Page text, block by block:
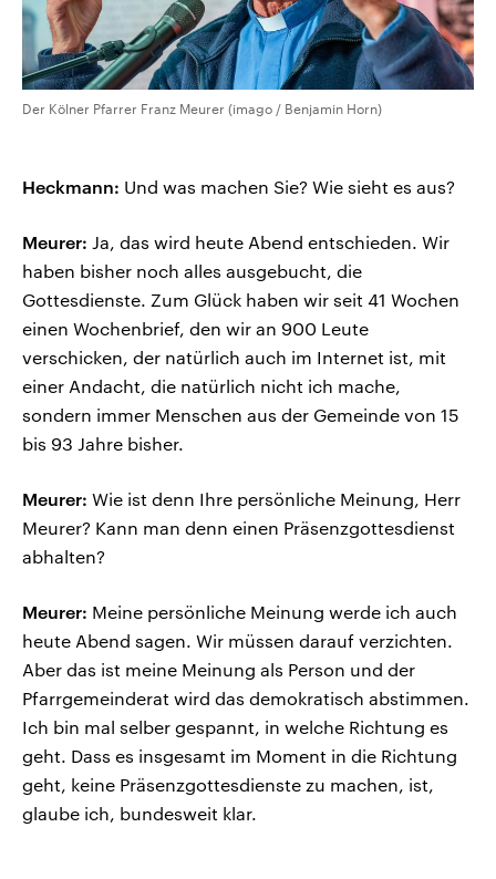
Der Kölner Pfarrer Franz Meurer (imago / Benjamin Horn)
Heckmann: Und was machen Sie? Wie sieht es aus?
Meurer: Ja, das wird heute Abend entschieden. Wir
haben bisher noch alles ausgebucht, die
Gottesdienste. Zum Glück haben wir seit 41 Wochen
einen Wochenbrief, den wir an 900 Leute
verschicken, der natürlich auch im Internet ist, mit
einer Andacht, die natürlich nicht ich mache,
sondern immer Menschen aus der Gemeinde von 15
bis 93 Jahre bisher.
Meurer: Wie ist denn Ihre persönliche Meinung, Herr
Meurer? Kann man denn einen Präsenzgottesdienst
abhalten?
Meurer: Meine persönliche Meinung werde ich auch
heute Abend sagen. Wir müssen darauf verzichten.
Aber das ist meine Meinung als Person und der
Pfarrgemeinderat wird das demokratisch abstimmen.
Ich bin mal selber gespannt, in welche Richtung es
geht. Dass es insgesamt im Moment in die Richtung
geht, keine Präsenzgottesdienste zu machen, ist,
glaube ich, bundesweit klar.